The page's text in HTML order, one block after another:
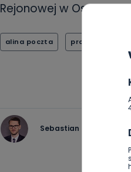
Rejonowej w Ostrowie
alina poczta prokuratura
Sebastian Matyszczak